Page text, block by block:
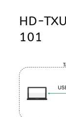
HD-
101